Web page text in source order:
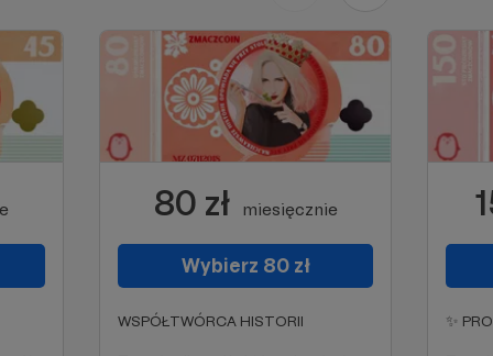
80 zł miesięcznie
Wybierz 80 zł
WSPÓŁTWÓRCA HISTORII ✨